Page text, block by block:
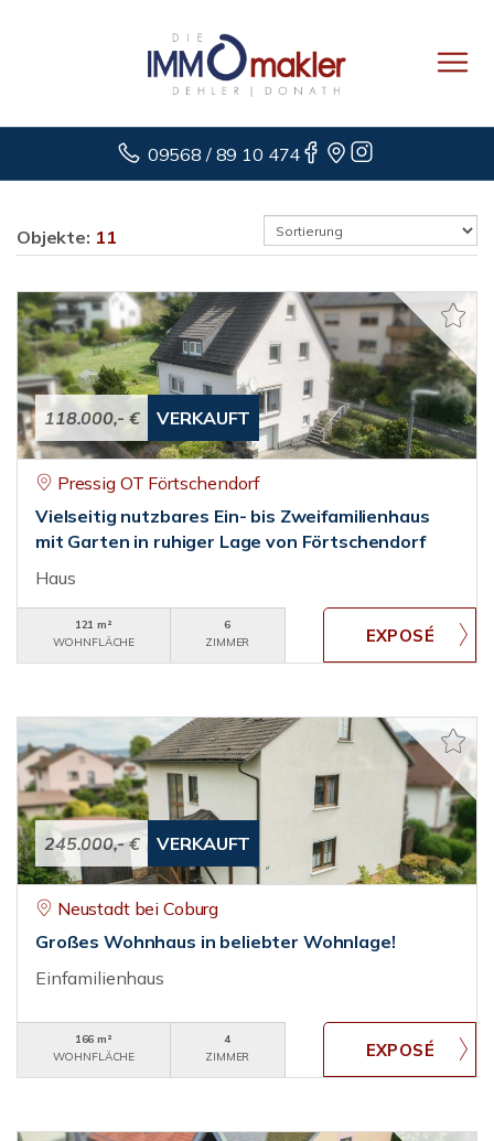
09568 / 89 10 474
Objekte: 11
118.000,- € VERKAUFT
Pressig OT Förtschendorf
Vielseitig nutzbares Ein- bis Zweifamilienhaus
mit Garten in ruhiger Lage von Förtschendorf
Haus
121 m²
WOHNFLÄCHE
6
ZIMMER
245.000,- € VERKAUFT
Neustadt bei Coburg
Großes Wohnhaus in beliebter Wohnlage!
Einfamilienhaus
166 m²
WOHNFLÄCHE
4
ZIMMER